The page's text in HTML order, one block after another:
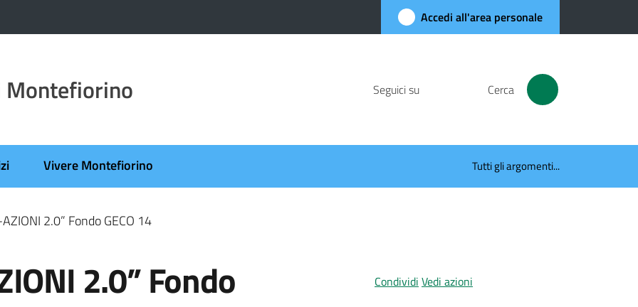
Accedi all'area personale
Montefiorino Seguici su Cerca
Vivere Montefiorino Tutti gli argomenti...
2.0” Fondo GECO 14
2.0” Fondo
Condividi Vedi azioni